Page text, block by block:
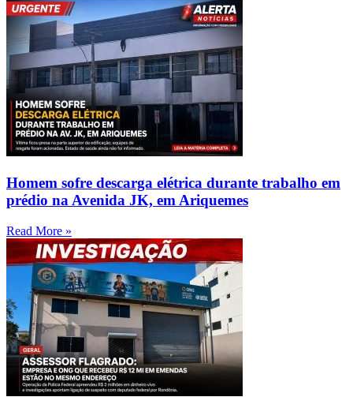
Homem sofre descarga elétrica durante trabalho em
prédio na Avenida JK, em Ariquemes
Read More »